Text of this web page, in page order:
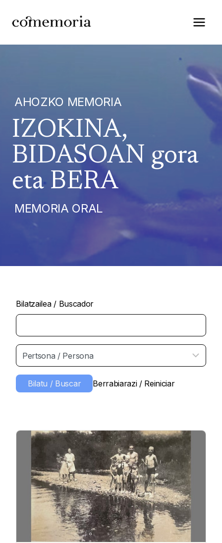
contenido
AHOZKO MEMORIA
IZOKINA,
BIDASOAN gora
eta BERA
MEMORIA ORAL
Bilatzailea / Buscador